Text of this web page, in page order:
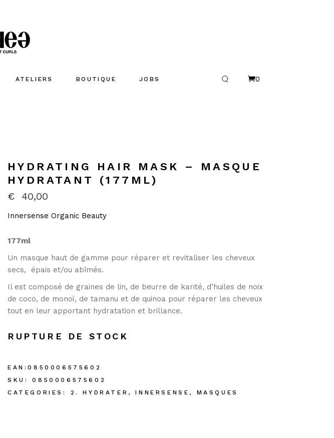
ATELIERS BOUTIQUE
MARQUES
JOBS 0
HYDRATING HAIR MASK – MASQUE
HYDRATANT (177ML)
€ 40,00
Innersense Organic Beauty
177ml
Un masque haut de gamme pour réparer et revitaliser les cheveux
secs, épais et/ou abîmés.
Il est composé de graines de lin, de beurre de karité, d’huiles de noix
de coco, de monoï, de tamanu et de quinoa pour réparer les cheveux
tout en leur apportant hydratation et brillance.
RUPTURE DE STOCK
EAN:0850006575602
SKU:
0850006575602
CATEGORIES:
2. HYDRATER ,INNERSENSE , MASQUES